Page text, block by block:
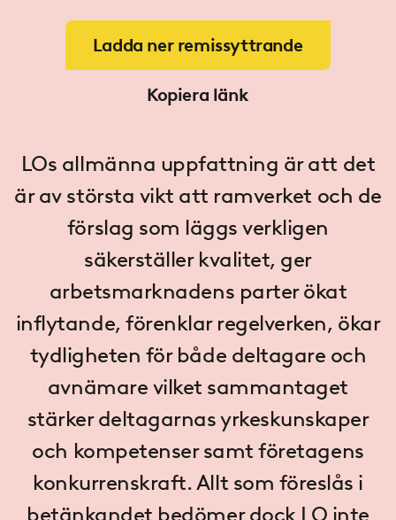
Ladda ner remissyttrande
Kopiera länk
LOs allmänna uppfattning är att det
är av största vikt att ramverket och de
förslag som läggs verkligen
säkerställer kvalitet, ger
arbetsmarknadens parter ökat
inflytande, förenklar regelverken, ökar
tydligheten för både del­tagare och
avnämare vilket sammantaget
stärker deltagarnas yrkes­kunskaper
och kompetenser samt företagens
konkurrenskraft. Allt som föreslås i
betänkandet bedömer dock LO inte